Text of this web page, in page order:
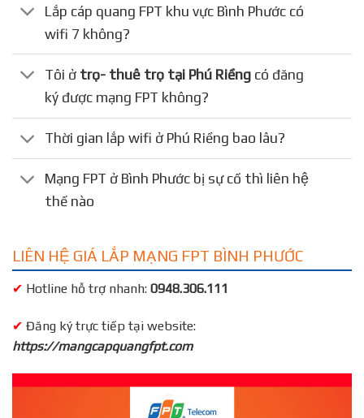
Lắp cáp quang FPT khu vực Bình Phước có
wifi 7 không?
Tôi ở trọ- thuê trọ tại Phú Riềng có đăng
ký được mạng FPT không?
Thời gian lắp wifi ở Phú Riềng bao lâu?
Mạng FPT ở Bình Phước bị sự cố thì liên hệ
thế nào
LIÊN HỆ GIÁ LẮP MẠNG FPT BÌNH PHƯỚC
✔ Hotline hỗ trợ nhanh: 0948.306.111
✔ Đăng ký trực tiếp tại website:
https://mangcapquangfpt.com